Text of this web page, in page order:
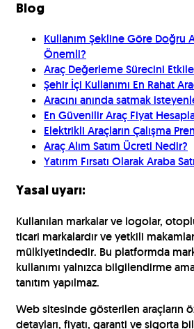
Blog
Kullanım Şekline Göre Doğru
Önemli?
Araç Değerleme Sürecini
Şehir İçi Kullanımı En Rahat
Aracını anında satmak
En Güvenilir Araç Fiyat
Elektrikli Araçların Çalışma
Araç Alım Satım Ücreti Nedir?
Yatırım Fırsatı Olarak Araba
Yasal uyarı:
Kullanılan markalar ve logolar,
ticari markalardır ve yetkili
mülkiyetindedir. Bu platformda
kullanımı yalnızca bilgilendirme
tanıtım yapılmaz.
Web sitesinde gösterilen araçların
detayları, fiyatı, garanti ve sigorta